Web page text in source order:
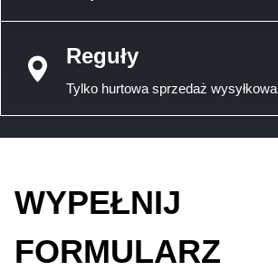
Reguły
Tylko hurtowa sprzedaż wysyłkowa
WYPEŁNIJ
FORMULARZ